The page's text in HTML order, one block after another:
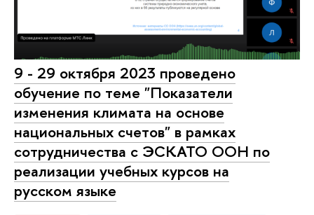
9 - 29 октября 2023 проведено
обучение по теме "Показатели
изменения климата на основе
национальных счетов" в рамках
сотрудничества с ЭСКАТО ООН по
реализации учебных курсов на
русском языке